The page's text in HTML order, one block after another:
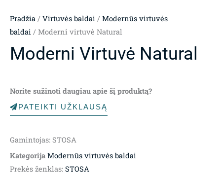
Pradžia / Virtuvės baldai / Modernūs virtuvės
baldai / Moderni virtuvė Natural
Moderni Virtuvė Natural
Norite sužinoti daugiau apie šį produktą?
PATEIKTI UŽKLAUSĄ
Gamintojas: STOSA
Kategorija Modernūs virtuvės baldai
Prekės ženklas: STOSA